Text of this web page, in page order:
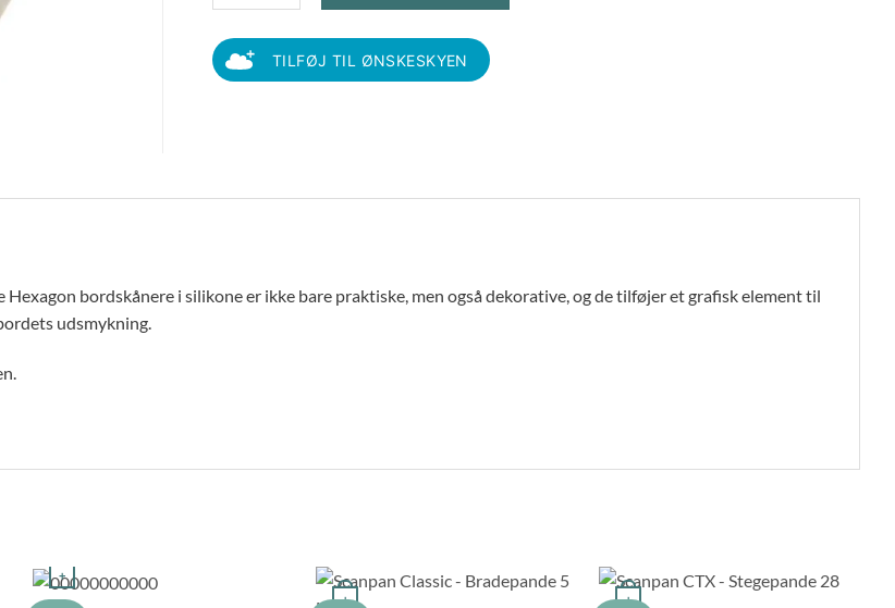
TILFØJ TIL ØNSKESKYEN
bordskånere i silikone er ikke bare praktiske, men også dekorative, og de tilføjer et grafisk element til
udsmykning.
+
+ +